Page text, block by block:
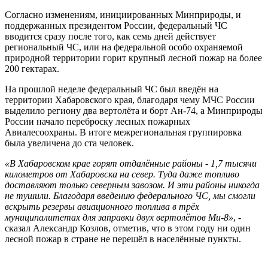
Согласно изменениям, инициированных Минприроды, и
поддержанных президентом России, федеральный ЧС
вводится сразу после того, как семь дней действует
региональный ЧС, или на федеральной особо охраняемой
природной территории горит крупный лесной пожар на более
200 гектарах.
На прошлой неделе федеральный ЧС был введён на
территории Хабаровского края, благодаря чему МЧС России
выделило региону два вертолёта и борт Ан-74, а Минприроды
России начало переброску лесных пожарных
Авиалесоохраны. В итоге межрегиональная группировка
была увеличена до ста человек.
«В Хабаровском крае горят отдалённые районы - 1,7 тысячи
километров от Хабаровска на север. Туда даже топливо
доставляют только северным завозом. И эти районы никогда
не тушили. Благодаря введению федерального ЧС, мы смогли
вскрыть резервы авиационного топлива в трёх
муниципалитетах для заправки двух вертолётов Ми-8», -
сказал Александр Козлов, отметив, что в этом году ни один
лесной пожар в стране не перешёл в населённые пункты.